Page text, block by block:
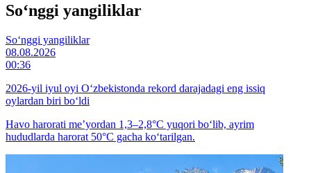
So‘nggi yangiliklar
So‘nggi yangiliklar
08.08.2026
00:36
2026-yil iyul oyi O‘zbekistonda rekord darajadagi eng issiq
oylardan biri bo‘ldi
Havo harorati me’yordan 1,3–2,8°C yuqori bo‘lib, ayrim
hududlarda harorat 50°C gacha ko‘tarilgan.